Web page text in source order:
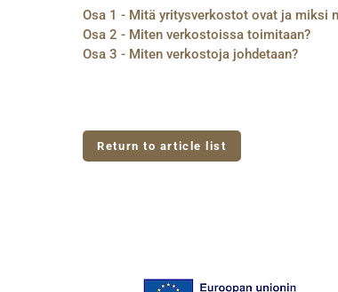
Osa 1 - Mitä yritysverkostot ovat ja miksi
Osa 2 - Miten verkostoissa toimitaan?
Osa 3 - Miten verkostoja johdetaan?
Return to article list